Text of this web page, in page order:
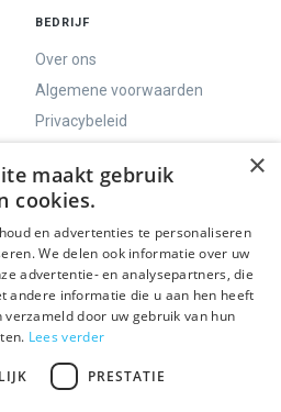
BEDRIJF
Over ons
Algemene voorwaarden
Privacybeleid
SOCIALS
Facebook
Instagram
LinkedIn
×
maakt gebruik
cookies.
en advertenties te personaliseren
We delen ook informatie over uw
advertentie- en analysepartners, die
andere informatie die u aan hen heeft
door uw gebruik van hun
Lees verder
PRESTATIE